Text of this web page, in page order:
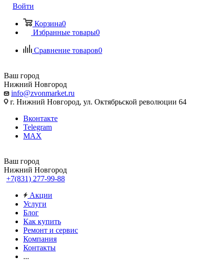
Войти
Корзина0
Избранные товары0
Сравнение товаров0
Ваш город
Нижний Новгород
info@zvonmarket.ru
г. Нижний Новгород, ул. Октябрьской революции 64
Вконтакте
Telegram
MAX
Ваш город
Нижний Новгород
+7(831) 277-99-88
Акции
Услуги
Блог
Как купить
Ремонт и сервис
Компания
Контакты
...